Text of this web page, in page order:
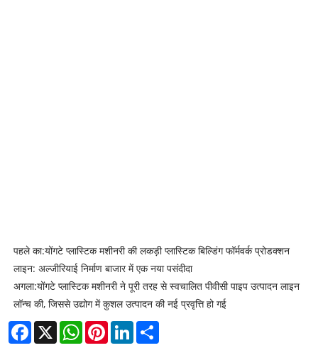
पहले का:योंगटे प्लास्टिक मशीनरी की लकड़ी प्लास्टिक बिल्डिंग फॉर्मवर्क प्रोडक्शन
लाइन: अल्जीरियाई निर्माण बाजार में एक नया पसंदीदा
अगला:योंगटे प्लास्टिक मशीनरी ने पूरी तरह से स्वचालित पीवीसी पाइप उत्पादन लाइन
लॉन्च की, जिससे उद्योग में कुशल उत्पादन की नई प्रवृत्ति हो गई
Facebook
X WhatsAppPinterestLinkedIn